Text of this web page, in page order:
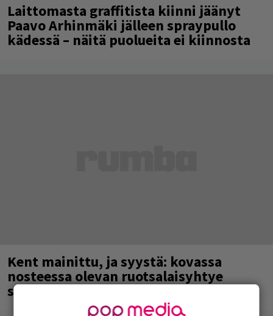
Laittomasta graffitista kiinni jäänyt
Paavo Arhinmäki jälleen spraypullo
kädessä – näitä puolueita ei kiinnosta
Kent mainittu, ja syystä: kovassa
nosteessa olevan ruotsalaisyhtye
saapuu Suomeen